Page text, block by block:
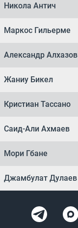
Никола Антич
Маркос Гильерме
Александр Алхазов
Жаниу Бикел
Кристиан Тассано
Саид-Али Ахмаев
Мори Гбане
Джамбулат Дулаев